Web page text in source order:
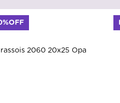
2060 20x25 Opa